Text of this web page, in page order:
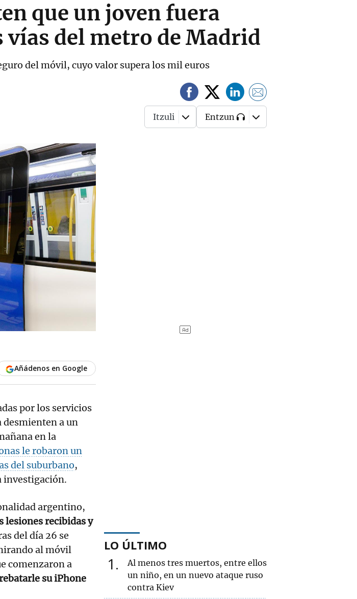
que un joven fuera
vías del metro de Madrid
del móvil, cuyo valor supera los mil euros
Itzuli Entzun
Añádenos en Google
por los servicios
desmienten a un
en la
le robaron un
del suburbano,
investigación.
argentino,
lesiones recibidas y
del día 26 se
al móvil
comenzaron a
su iPhone
LO ÚLTIMO
1
Al menos tres muertos, entre ellos
un niño, en un nuevo ataque ruso
contra Kiev